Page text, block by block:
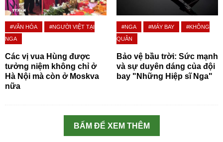
#VĂN HÓA
#NGƯỜI VIỆT TẠI
NGA
Các vị vua Hùng được
tưởng niệm không chỉ ở
Hà Nội mà còn ở Moskva
nữa
#NGA #MÁY BAY
#KHÔNG
QUÂN
Bảo vệ bầu trời: Sức mạnh
và sự duyên dáng của đội
bay "Những Hiệp sĩ Nga"
BẤM ĐỂ XEM THÊM